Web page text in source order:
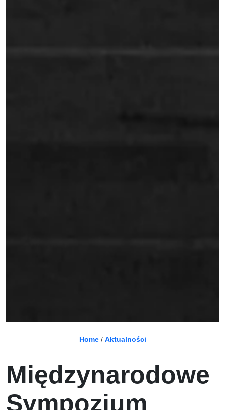
Home/ Aktualności
Międzynarodowe
Sympozjum